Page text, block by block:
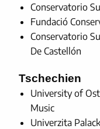
Conservatorio
Fundació
Conservatorio
De Castellón
Tschechien
University of
Music
Univerzita